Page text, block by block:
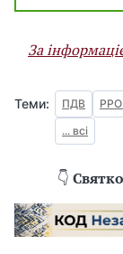
За
Теми: ПДВ РРО
... всі
👇